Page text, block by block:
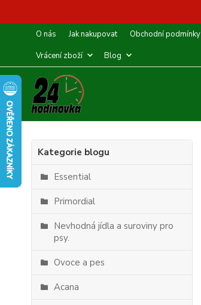
O nás Jak nakupovat Obchodní podmínky
Vrácení zboží
Blog
Kategorie blogu
Essential
Primordial
Nevhodná jídla a suroviny pro
psy.
Ovoce a pes
Acana